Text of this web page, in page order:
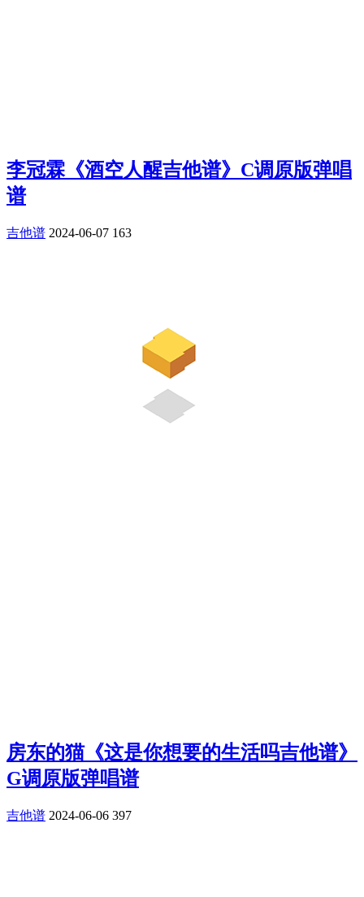
李冠霖《酒空人醒吉他谱》C调原版弹唱
谱
吉他谱 2024-06-07 163
房东的猫《这是你想要的生活吗吉他谱》
G调原版弹唱谱
吉他谱 2024-06-06 397